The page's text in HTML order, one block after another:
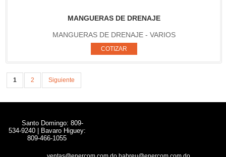
MANGUERAS DE DRENAJE
MANGUERAS DE DRENAJE - VARIOS
1 2 Siguiente
Santo Domingo: 809-
534-9240 | Bavaro Higuey:
809-466-1055